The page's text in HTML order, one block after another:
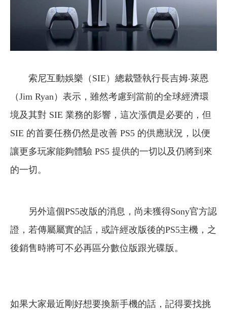
索尼互動娛樂（SIE）總裁暨執行長吉姆‧萊恩
（Jim Ryan）表示，雖然考慮到當前的全球經濟環
境及其對 SIE 業務的影響，這次漲價是必要的，但
SIE 的首要任務仍然是改善 PS5 的供應狀況，以便
讓更多玩家能夠體驗 PS5 提供的一切以及仍將到來
的一切。
另外這個PS5改版的消息，尚未獲得Sony官方認
證，若傳屬屬實的話，或許經改版後的PS5主機，之
後銷售時將可不必再區分數位版跟光碟版。
如果大家最近剛好想要換新手機的話，記得要找挑